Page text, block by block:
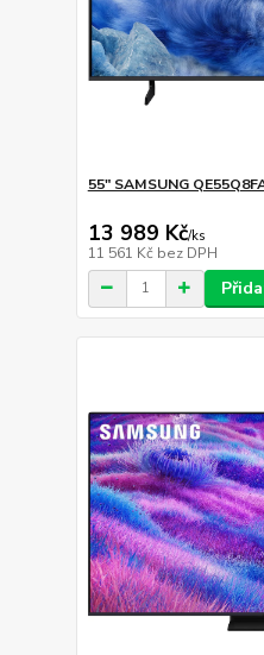
55" SAMSUNG
13 989 Kč/ks
11 561 Kč bez DPH